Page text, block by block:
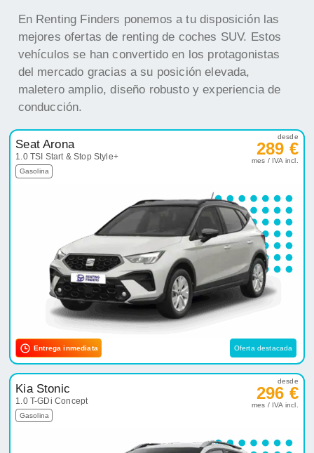
En Renting Finders ponemos a tu disposición las
mejores ofertas de renting de coches SUV. Estos
vehículos se han convertido en los protagonistas
del mercado gracias a su posición elevada,
maletero amplio, diseño robusto y experiencia de
conducción.
Seat Arona
1.0 TSI Start & Stop Style+
Gasolina
desde
289 €
mes / IVA incl.
Entrega inmediata Oferta destacada
Kia Stonic
1.0 T-GDi Concept
Gasolina
desde
296 €
mes / IVA incl.